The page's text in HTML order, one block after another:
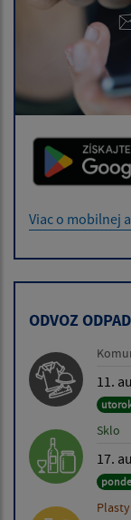
Viac o mobilnej
ODVOZ
11.
Sklo
17.
Plasty